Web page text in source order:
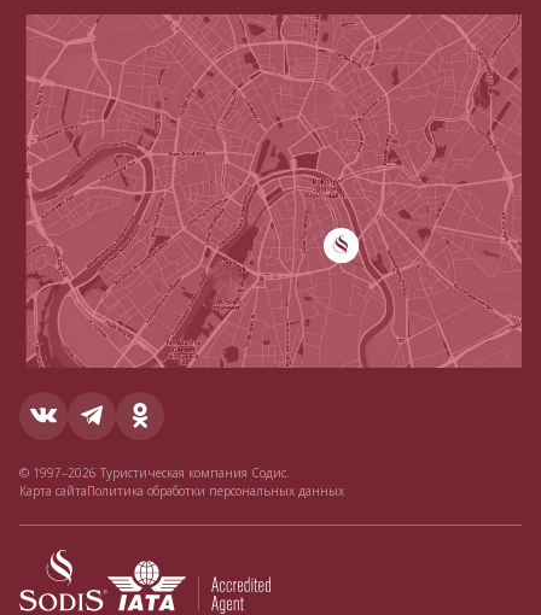
© 1997–2026 Туристическая компания Содис.
Карта сайтаПолитика обработки персональных данных